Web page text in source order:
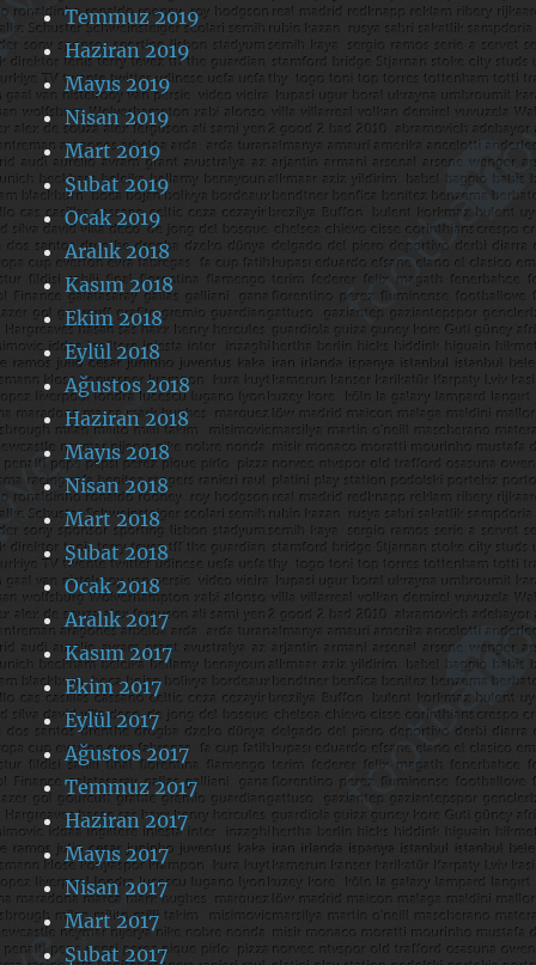
Temmuz 2019
Haziran 2019
Mayıs 2019
Nisan 2019
Mart 2019
Şubat 2019
Ocak 2019
Aralık 2018
Kasım 2018
Ekim 2018
Eylül 2018
Ağustos 2018
Haziran 2018
Mayıs 2018
Nisan 2018
Mart 2018
Şubat 2018
Ocak 2018
Aralık 2017
Kasım 2017
Ekim 2017
Eylül 2017
Ağustos 2017
Temmuz 2017
Haziran 2017
Mayıs 2017
Nisan 2017
Mart 2017
Şubat 2017